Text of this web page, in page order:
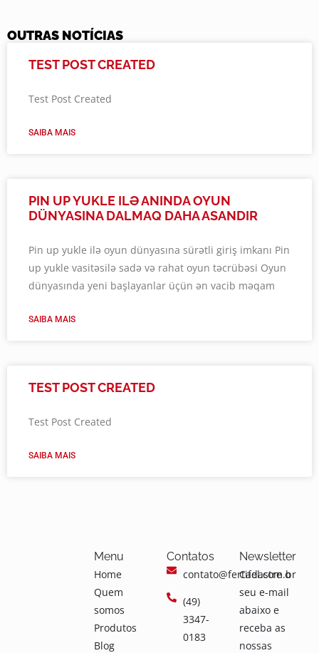
OUTRAS NOTÍCIAS
TEST POST CREATED
Test Post Created
SAIBA MAIS
PIN UP YUKLE ILƏ ANINDA OYUN
DÜNYASINA DALMAQ DAHA ASANDIR
Pin up yukle ilə oyun dünyasına sürətli giriş imkanı Pin
up yukle vasitəsilə sadə və rahat oyun təcrübəsi Oyun
dünyasında yeni başlayanlar üçün ən vacib məqam
SAIBA MAIS
TEST POST CREATED
Test Post Created
SAIBA MAIS
Menu
Home
Quem
somos
Produtos
Blog
Contatos
contato@fertifel.com.br
(49)
3347-
0183
Newsletter
Cadastre o
seu e-mail
abaixo e
receba as
nossas